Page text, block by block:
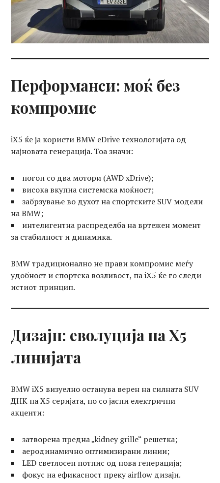
Перформанси: моќ без
компромис
iX5 ќе ја користи BMW eDrive технологијата од
најновата генерација. Тоа значи:
погон со два мотори (AWD xDrive);
висока вкупна системска моќност;
забрзување во духот на спортските SUV модели
на BMW;
интелигентна распределба на вртежен момент
за стабилност и динамика.
BMW традиционално не прави компромис меѓу
удобност и спортска возливост, па iX5 ќе го следи
истиот принцип.
Дизајн: еволуција на X5
линијата
BMW iX5 визуелно останува верен на силната SUV
ДНК на X5 серијата, но со јасни електрични
акценти:
затворена предна „kidney grille“ решетка;
аеродинамично оптимизирани линии;
LED светлосен потпис од нова генерација;
фокус на ефикасност преку airflow дизајн.